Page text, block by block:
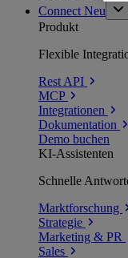
Connect Neu
Produkt
Flexible
Rest API
MCP
Integrationen
Dokumentation
Demo buchen
KI-Assistenten
Schnelle
Marktforschung
Strategie
Marketing & PR
Sales